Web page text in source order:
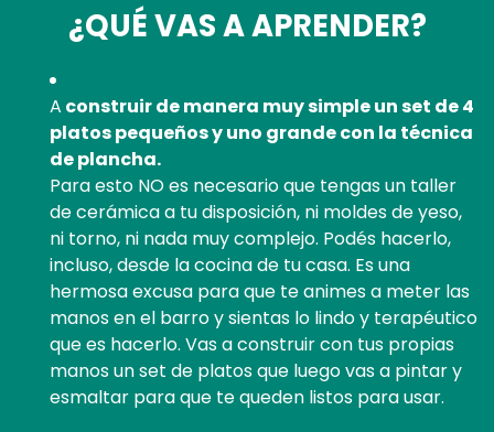
¿QUÉ VAS A APRENDER?
A construir de manera muy simple un set de 4
platos pequeños y uno grande con la técnica
de plancha.
Para esto NO es necesario que tengas un taller
de cerámica a tu disposición, ni moldes de yeso,
ni torno, ni nada muy complejo. Podés hacerlo,
incluso, desde la cocina de tu casa. Es una
hermosa excusa para que te animes a meter las
manos en el barro y sientas lo lindo y terapéutico
que es hacerlo. Vas a construir con tus propias
manos un set de platos que luego vas a pintar y
esmaltar para que te queden listos para usar.